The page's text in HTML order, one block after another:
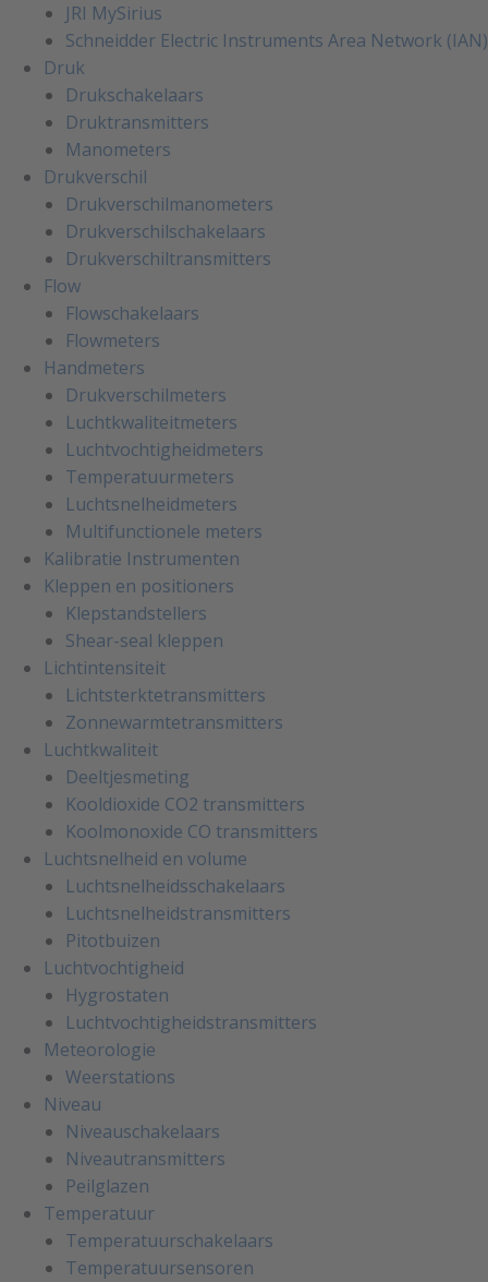
JRI MySirius
Schneidder Electric Instruments Area Network (IAN)
Druk
Drukschakelaars
Druktransmitters
Manometers
Drukverschil
Drukverschilmanometers
Drukverschilschakelaars
Drukverschiltransmitters
Flow
Flowschakelaars
Flowmeters
Handmeters
Drukverschilmeters
Luchtkwaliteitmeters
Luchtvochtigheidmeters
Temperatuurmeters
Luchtsnelheidmeters
Multifunctionele meters
Kalibratie Instrumenten
Kleppen en positioners
Klepstandstellers
Shear-seal kleppen
Lichtintensiteit
Lichtsterktetransmitters
Zonnewarmtetransmitters
Luchtkwaliteit
Deeltjesmeting
Kooldioxide CO2 transmitters
Koolmonoxide CO transmitters
Luchtsnelheid en volume
Luchtsnelheidsschakelaars
Luchtsnelheidstransmitters
Pitotbuizen
Luchtvochtigheid
Hygrostaten
Luchtvochtigheidstransmitters
Meteorologie
Weerstations
Niveau
Niveauschakelaars
Niveautransmitters
Peilglazen
Temperatuur
Temperatuurschakelaars
Temperatuursensoren